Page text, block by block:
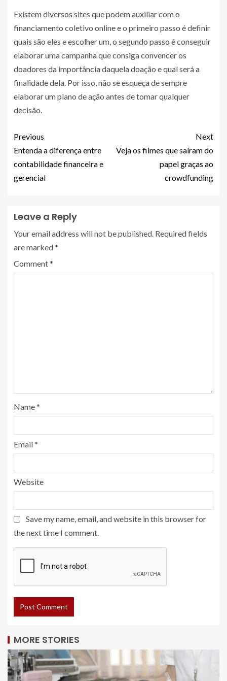
Existem diversos sites que podem auxiliar com o
financiamento coletivo online e o primeiro passo é definir
quais são eles e escolher um, o segundo passo é conseguir
elaborar uma campanha que consiga convencer os
doadores da importância daquela doação e qual será a
finalidade dela. Por isso, não se esqueça de sempre
elaborar um plano de ação antes de tomar qualquer
decisão.
Previous
Entenda a diferença entre
contabilidade financeira e
gerencial
Next
Veja os filmes que saíram do
papel graças ao
crowdfunding
Leave a Reply
Your email address will not be published. Required fields
are marked*
Comment*
Name*
Email*
Website
Save my name, email, and website in this browser for
the next time I comment.
MORE STORIES